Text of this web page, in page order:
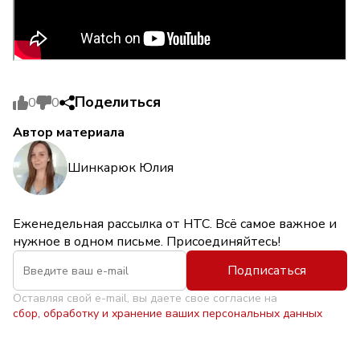
0 0 Поделиться
Автор материала
Шинкарюк Юлия
Еженедельная рассылка от НТС. Всё самое важное и
нужное в одном письме. Присоединяйтесь!
Подписаться
Оставляя свой e-mail, вы даете свое согласие на
сбор, обработку и хранение ваших персональных данных